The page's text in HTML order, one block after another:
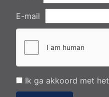
E-mail
Ik ga akkoord met het